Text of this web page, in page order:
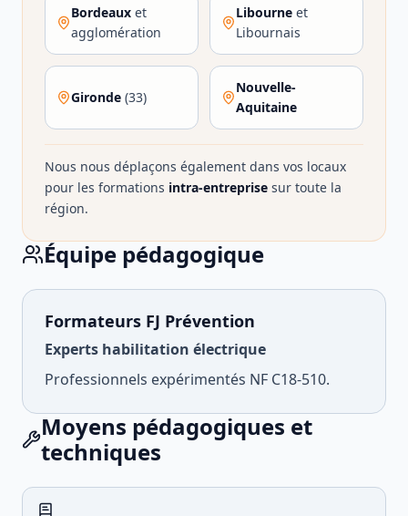
Bordeaux et
agglomération
Libourne et
Libournais
Gironde (33)
Nouvelle-
Aquitaine
Nous nous déplaçons également dans vos locaux
pour les formations intra-entreprise sur toute la
région.
Équipe pédagogique
Formateurs FJ Prévention
Experts habilitation électrique
Professionnels expérimentés NF C18-510.
Moyens pédagogiques et
techniques